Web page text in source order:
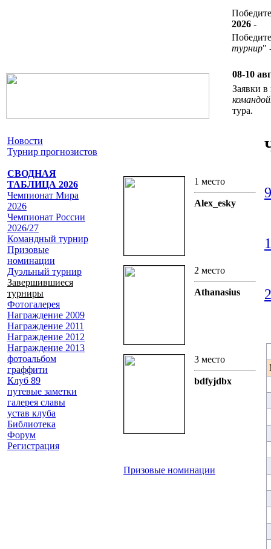
2026 -
турнир"
08-10
Заявки
тура.
Новости
Турнир прогнозистов
СВОДНАЯ
ТАБЛИЦА 2026
Чемпионат Мира
2026
Чемпионат России
2026/27
Командный турнир
Призовые
номинации
Дуэльный турнир
Завершившиеся
турниры
Фотогалерея
Награждение 2009
Награждение 2011
Награждение 2012
Награждение 2013
фотоальбом
граффити
Клуб 89
путевые заметки
галерея славы
устав клуба
Библиотека
Форум
Регистрация
1 место
Alex_esky
2 место
Athanasius
3 место
bdfyjdbx
Призовые номинации